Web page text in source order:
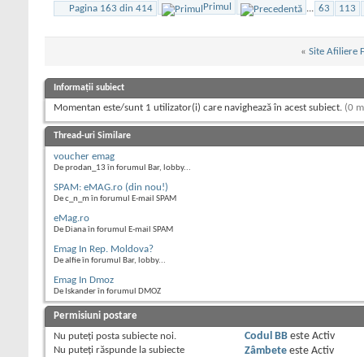
Pagina 163 din 414 Primul ... 63 113
« Site Afiliere
Informații subiect
Momentan este/sunt 1 utilizator(i) care navighează în acest subiect. (0
Thread-uri Similare
voucher emag
De prodan_13 în forumul Bar, lobby...
SPAM: eMAG.ro (din nou!)
De c_n_m în forumul E-mail SPAM
eMag.ro
De Diana în forumul E-mail SPAM
Emag In Rep. Moldova?
De alfie în forumul Bar, lobby...
Emag In Dmoz
De Iskander în forumul DMOZ
Permisiuni postare
Nu puteţi posta subiecte noi.
Nu puteţi răspunde la subiecte
Codul BBeste Activ
Zâmbeteeste Activ